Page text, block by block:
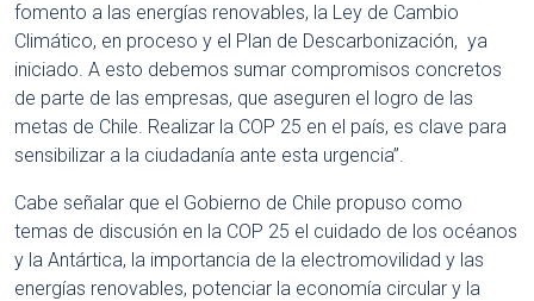
fomento a las energías renovables, la Ley de Cambio
Climático, en proceso y el Plan de Descarbonización, ya
iniciado. A esto debemos sumar compromisos concretos
de parte de las empresas, que aseguren el logro de las
metas de Chile. Realizar la COP 25 en el país, es clave para
sensibilizar a la ciudadanía ante esta urgencia”.
Cabe señalar que el Gobierno de Chile propuso como
temas de discusión en la COP 25 el cuidado de los océanos
y la Antártica, la importancia de la electromovilidad y las
energías renovables, potenciar la economía circular y la